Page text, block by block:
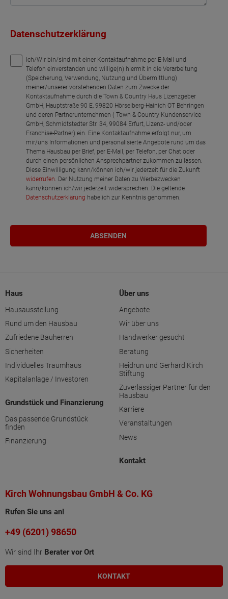
Datenschutzerklärung
Ich/Wir bin/sind mit einer Kontaktaufnahme per E-Mail und
Telefon einverstanden und willige(n) hiermit in die Verarbeitung
(Speicherung, Verwendung, Nutzung und Übermittlung)
meiner/unserer vorstehenden Daten zum Zwecke der
Kontaktaufnahme durch die Town & Country Haus Lizenzgeber
GmbH, Hauptstraße 90 E, 99820 Hörselberg-Hainich OT Behringen
und deren Partnerunternehmen ( Town & Country Kundenservice
GmbH, Schmidtstedter Str. 34, 99084 Erfurt, Lizenz- und/oder
Franchise-Partner) ein. Eine Kontaktaufnahme erfolgt nur, um
mir/uns Informationen und personalisierte Angebote rund um das
Thema Hausbau per Brief, per E-Mail, per Telefon, per Chat oder
durch einen persönlichen Ansprechpartner zukommen zu lassen.
Diese Einwilligung kann/können ich/wir jederzeit für die Zukunft
widerrufen . Der Nutzung meiner Daten zu Werbezwecken
kann/können ich/wir jederzeit widersprechen. Die geltende
Datenschutzerklärung habe ich zur Kenntnis genommen.
Haus
Hausausstellung
Rund um den Hausbau
Zufriedene Bauherren
Sicherheiten
Individuelles Traumhaus
Kapitalanlage / Investoren
Grundstück und Finanzierung
Das passende Grundstück
finden
Finanzierung
Über uns
Angebote
Wir über uns
Handwerker gesucht
Beratung
Heidrun und Gerhard Kirch
Stiftung
Zuverlässiger Partner für den
Hausbau
Karriere
Veranstaltungen
News
Kontakt
Kirch Wohnungsbau GmbH & Co. KG
Rufen Sie uns an!
+49 (6201) 98650
Wir sind Ihr Berater vor Ort
KONTAKT